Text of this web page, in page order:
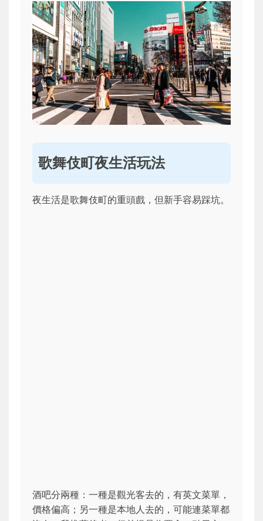
歌舞伎町夜生活玩法
夜生活是歌舞伎町的重頭戲，但新手容易踩坑。
酒吧分兩種：一種是觀光客去的，有英文菜單，
價格偏高；另一種是本地人去的，可能連菜單都